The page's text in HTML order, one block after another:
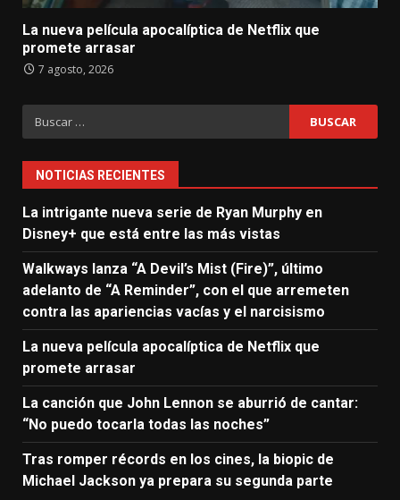
La nueva película apocalíptica de Netflix que
promete arrasar
7 agosto, 2026
Buscar:
NOTICIAS RECIENTES
La intrigante nueva serie de Ryan Murphy en
Disney+ que está entre las más vistas
Walkways lanza “A Devil’s Mist (Fire)”, último
adelanto de “A Reminder”, con el que arremeten
contra las apariencias vacías y el narcisismo
La nueva película apocalíptica de Netflix que
promete arrasar
La canción que John Lennon se aburrió de cantar:
“No puedo tocarla todas las noches”
Tras romper récords en los cines, la biopic de
Michael Jackson ya prepara su segunda parte